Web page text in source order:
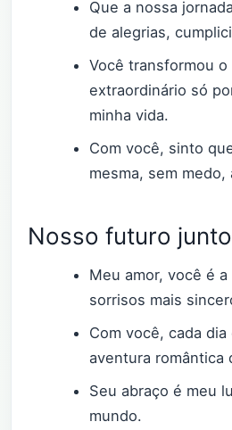
Que a nossa
de alegrias,
Você transformou o
extraordinário só
minha vida.
Com você, sinto
mesma, sem medo,
Nosso futuro
Meu amor, você é
sorrisos mais
Com você, cada dia
aventura romântica
Seu abraço é meu
mundo.